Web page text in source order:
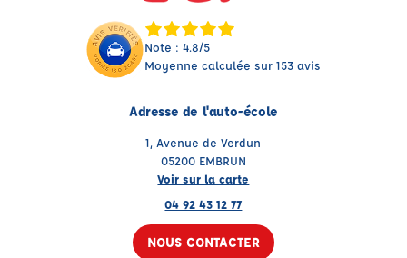
Note : 4.8/5
Moyenne calculée sur 153 avis
Adresse de l'auto-école
1, Avenue de Verdun
05200 EMBRUN
Voir sur la carte
04 92 43 12 77
NOUS CONTACTER